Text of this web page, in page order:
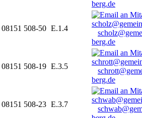
berg.de
08151 508-50 E.1.4
berg.de
08151 508-19 E.3.5
berg.de
08151 508-23 E.3.7